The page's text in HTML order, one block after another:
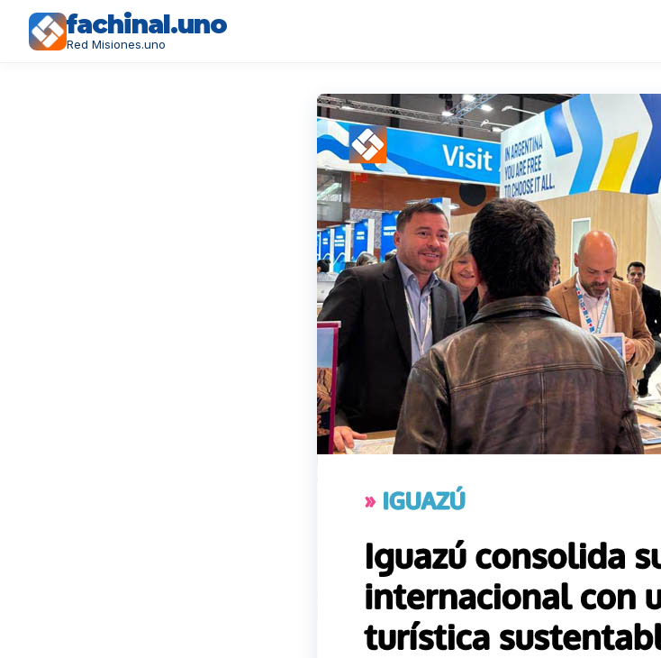
fachinal.uno
Red Misiones.uno